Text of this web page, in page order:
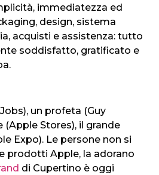
immediatezza ed
design, sistema
acquisti e assistenza: tutto
soddisfatto, gratificato e
un profeta (Guy
(Apple Stores), il grande
Expo). Le persone non si
prodotti Apple, la adorano
di Cupertino è oggi